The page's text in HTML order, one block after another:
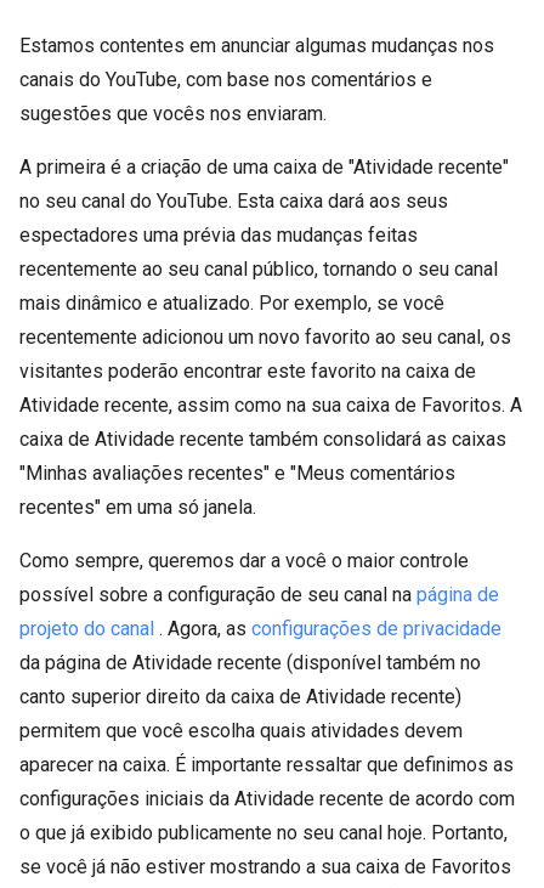
Estamos contentes em anunciar algumas mudanças nos
canais do YouTube, com base nos comentários e
sugestões que vocês nos enviaram.
A primeira é a criação de uma caixa de "Atividade recente"
no seu canal do YouTube. Esta caixa dará aos seus
espectadores uma prévia das mudanças feitas
recentemente ao seu canal público, tornando o seu canal
mais dinâmico e atualizado. Por exemplo, se você
recentemente adicionou um novo favorito ao seu canal, os
visitantes poderão encontrar este favorito na caixa de
Atividade recente, assim como na sua caixa de Favoritos. A
caixa de Atividade recente também consolidará as caixas
"Minhas avaliações recentes" e "Meus comentários
recentes" em uma só janela.
Como sempre, queremos dar a você o maior controle
possível sobre a configuração de seu canal na página de
projeto do canal . Agora, as configurações de privacidade
da página de Atividade recente (disponível também no
canto superior direito da caixa de Atividade recente)
permitem que você escolha quais atividades devem
aparecer na caixa. É importante ressaltar que definimos as
configurações iniciais da Atividade recente de acordo com
o que já exibido publicamente no seu canal hoje. Portanto,
se você já não estiver mostrando a sua caixa de Favoritos